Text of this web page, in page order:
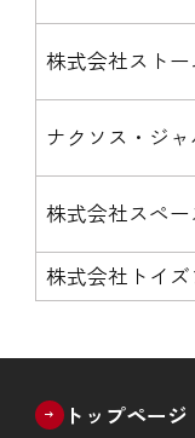
株式会社スト
ナクソス・ジ
株式会社スペ
株式会社トイ
トップページ